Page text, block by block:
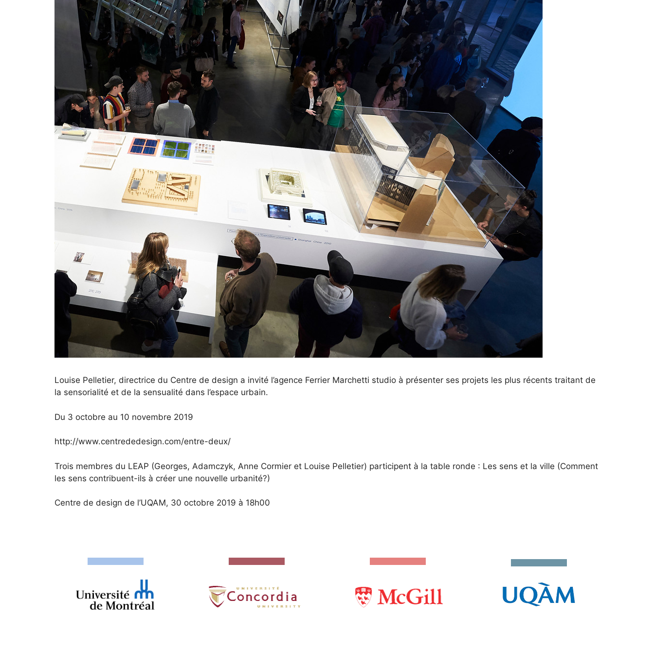
Louise Pelletier, directrice du Centre de design a invité l’agence Ferrier Marchetti studio à présenter ses projets les plus récents traitant de
la sensorialité et de la sensualité dans l’espace urbain.
Du 3 octobre au 10 novembre 2019
http://www.centrededesign.com/entre-deux/
Trois membres du LEAP (Georges, Adamczyk, Anne Cormier et Louise Pelletier) participent à la table ronde : Les sens et la ville (Comment
les sens contribuent-ils à créer une nouvelle urbanité?)
Centre de design de l’UQAM, 30 octobre 2019 à 18h00